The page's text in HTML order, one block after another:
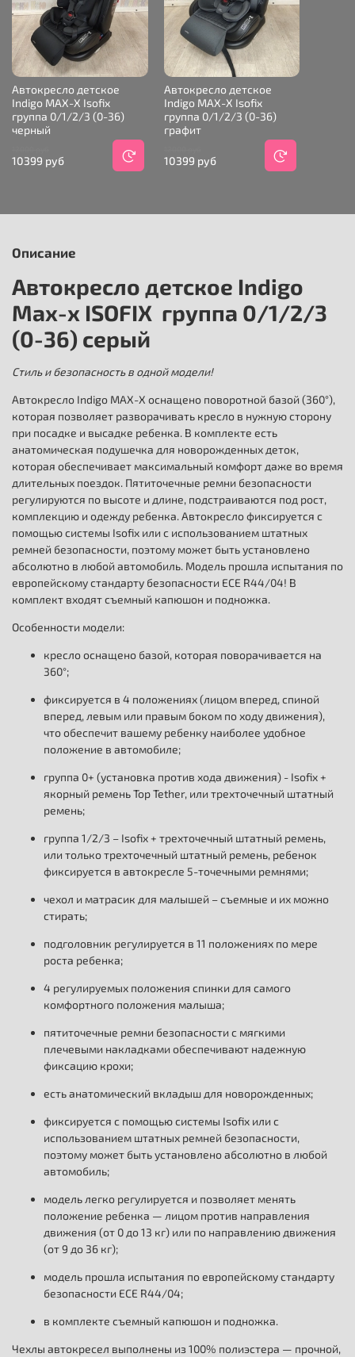
Автокресло детское
Indigo MAX-X Isofix
группа 0/1/2/3 (0-36)
черный
10399 руб
Автокресло детское
Indigo MAX-X Isofix
группа 0/1/2/3 (0-36)
графит
10399 руб
Описание
Автокресло детское Indigo
Max-x ISOFIX группа 0/1/2/3
(0-36) серый
Стиль и безопасность в одной модели!
Автокресло Indigo MAX-X оснащено поворотной базой (360°),
которая позволяет разворачивать кресло в нужную сторону
при посадке и высадке ребенка. В комплекте есть
анатомическая подушечка для новорожденных деток,
которая обеспечивает максимальный комфорт даже во время
длительных поездок. Пятиточечные ремни безопасности
регулируются по высоте и длине, подстраиваются под рост,
комплекцию и одежду ребенка. Автокресло фиксируется с
помощью системы Isofix или с использованием штатных
ремней безопасности, поэтому может быть установлено
абсолютно в любой автомобиль. Модель прошла испытания по
европейскому стандарту безопасности ECE R44/04! В
комплект входят съемный капюшон и подножка.
Особенности модели:
кресло оснащено базой, которая поворачивается на
360°;
фиксируется в 4 положениях (лицом вперед, спиной
вперед, левым или правым боком по ходу движения),
что обеспечит вашему ребенку наиболее удобное
положение в автомобиле;
группа 0+ (установка против хода движения) - Isofix +
якорный ремень Top Tether, или трехточечный штатный
ремень;
группа 1/2/3 – Isofix + трехточечный штатный ремень,
или только трехточечный штатный ремень, ребенок
фиксируется в автокресле 5-точечными ремнями;
чехол и матрасик для малышей – съемные и их можно
стирать;
подголовник регулируется в 11 положениях по мере
роста ребенка;
4 регулируемых положения спинки для самого
комфортного положения малыша;
пятиточечные ремни безопасности с мягкими
плечевыми накладками обеспечивают надежную
фиксацию крохи;
есть анатомический вкладыш для новорожденных;
фиксируется с помощью системы Isofix или с
использованием штатных ремней безопасности,
поэтому может быть установлено абсолютно в любой
автомобиль;
модель легко регулируется и позволяет менять
положение ребенка — лицом против направления
движения (от 0 до 13 кг) или по направлению движения
(от 9 до 36 кг);
модель прошла испытания по европейскому стандарту
безопасности ECE R44/04;
в комплекте съемный капюшон и подножка.
Чехлы автокресел выполнены из 100% полиэстера — прочной,